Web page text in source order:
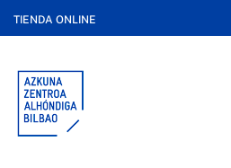
TIENDA ONLINE